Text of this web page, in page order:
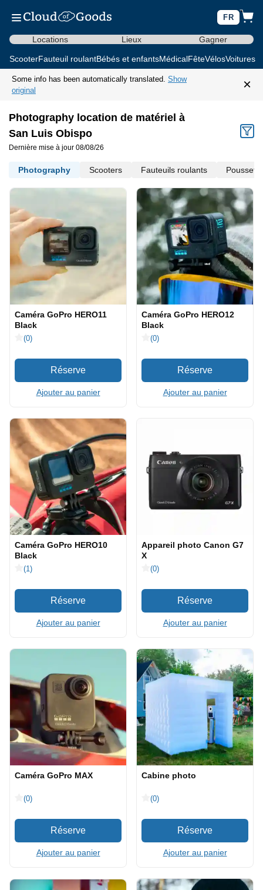
FR
Locations Lieux Gagner
ScooterFauteuil roulantBébés et enfantsMédicalFêteVélosVoitures
Some info has been automatically translated. Show
original
×
Photography location de matériel à
San Luis Obispo
Dernière mise à jour 08/08/26
Photography Scooters Fauteuils roulants
Caméra GoPro HERO11
Black
(0)
Ajouter au panier
Caméra GoPro HERO12
Black
(0)
Ajouter au panier
Caméra GoPro HERO10
Black
(1)
Ajouter au panier
Appareil photo Canon G7
X
(0)
Ajouter au panier
Caméra GoPro MAX
(0)
Ajouter au panier
Cabine photo
(0)
Ajouter au panier